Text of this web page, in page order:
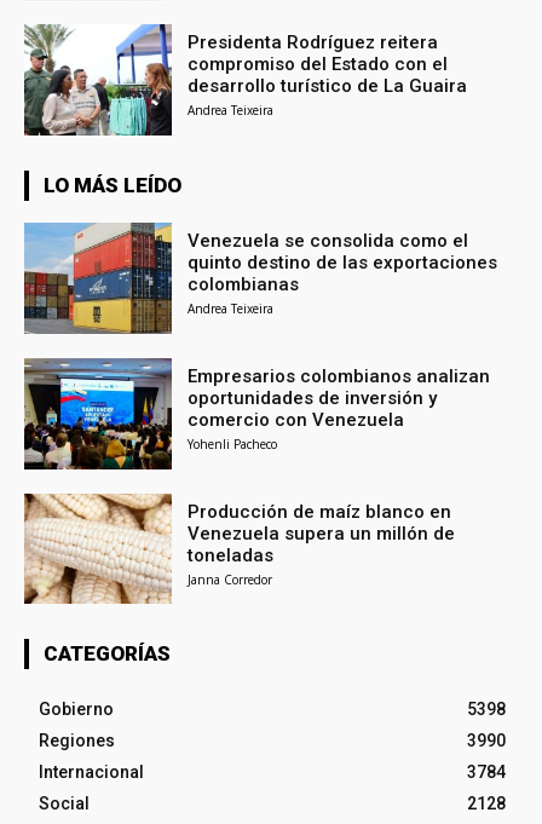
Presidenta Rodríguez reitera
compromiso del Estado con el
desarrollo turístico de La Guaira
Andrea Teixeira
LO MÁS LEÍDO
Venezuela se consolida como el
quinto destino de las exportaciones
colombianas
Andrea Teixeira
Empresarios colombianos analizan
oportunidades de inversión y
comercio con Venezuela
Yohenli Pacheco
Producción de maíz blanco en
Venezuela supera un millón de
toneladas
Janna Corredor
CATEGORÍAS
Gobierno
5398
Regiones
3990
Internacional
3784
Social
2128